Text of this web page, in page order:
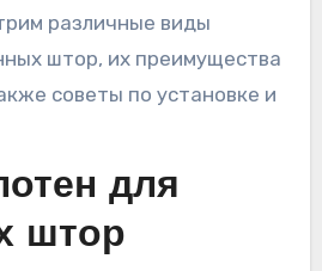
различные виды
штор, их преимущества
советы по установке и
для
штор